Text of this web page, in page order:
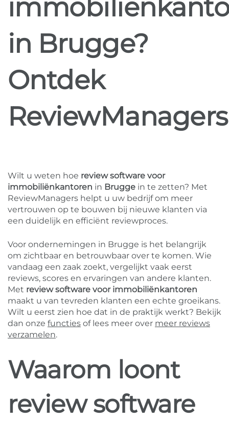
in Brugge?
Ontdek
ReviewManagers
Wilt u weten hoe review software voor
immobiliënkantoren in Brugge in te zetten? Met
ReviewManagers helpt u uw bedrijf om meer
vertrouwen op te bouwen bij nieuwe klanten via
een duidelijk en efficiënt reviewproces.
Voor ondernemingen in Brugge is het belangrijk
om zichtbaar en betrouwbaar over te komen. Wie
vandaag een zaak zoekt, vergelijkt vaak eerst
reviews, scores en ervaringen van andere klanten.
Met review software voor immobiliënkantoren
maakt u van tevreden klanten een echte groeikans.
Wilt u eerst zien hoe dat in de praktijk werkt? Bekijk
dan onze functies of lees meer over meer reviews
verzamelen.
Waarom loont
review software